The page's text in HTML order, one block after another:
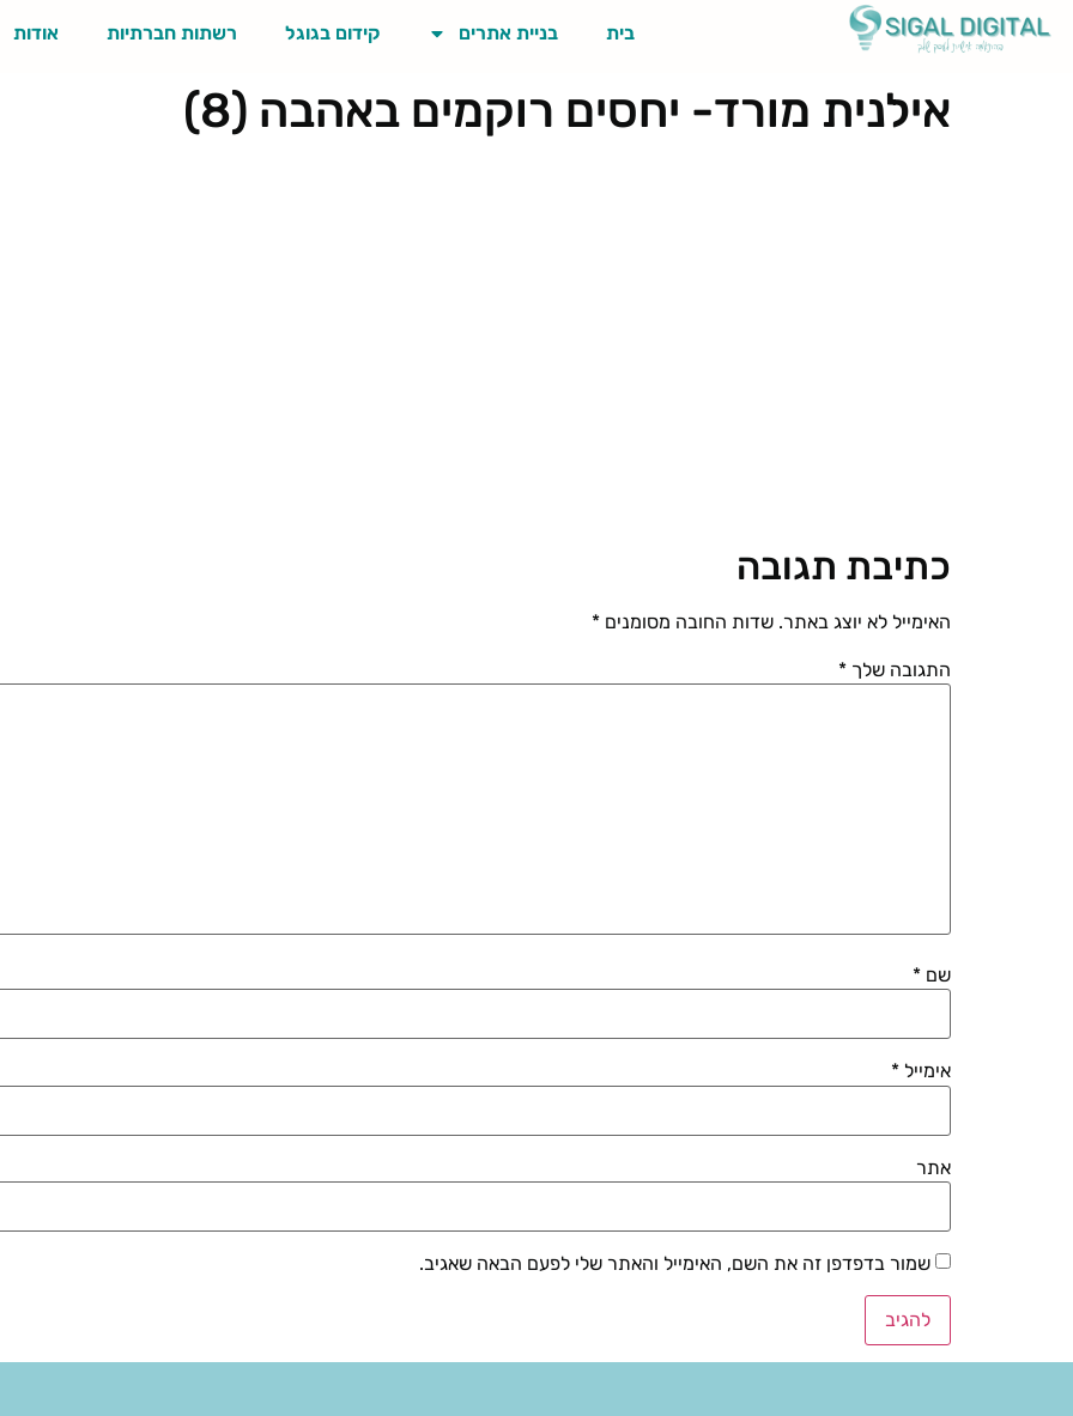
בית בניית אתרים קידום בגוגל רשתות חברתיות אודות
אילנית מורד- יחסים רוקמים באהבה (8)
כתיבת תגובה
האימייל לא יוצג באתר. שדות החובה מסומנים *
התגובה שלך *
שם *
אימייל *
אתר
שמור בדפדפן זה את השם, האימייל והאתר שלי לפעם הבאה שאגיב.